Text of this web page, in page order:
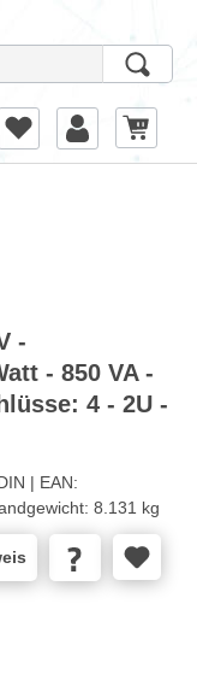
-
- 850 VA -
4 - 2U -
| EAN:
8.131 kg